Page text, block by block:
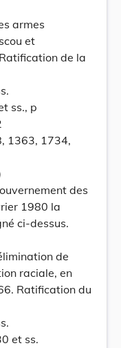
armes
et
de la
ss., p
1363, 1734,
des
1980 la
ci-dessus.
de
raciale, en
Ratification du
et ss.